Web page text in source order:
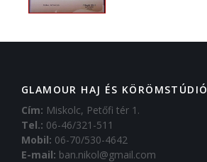
GLAMOUR HAJ ÉS KÖRÖMSTÚDIÓ
Cím: Miskolc, Petőfi tér 1.
Tel.: 06-46/321-511
Mobil: 06-70/530-4642
E-mail: ban.nikol@gmail.com